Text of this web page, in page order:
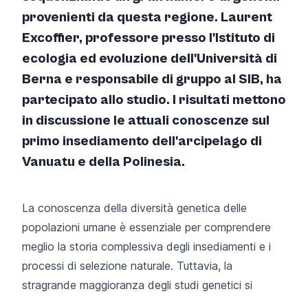
provenienti da questa regione. Laurent
Excoffier, professore presso l'Istituto di
ecologia ed evoluzione dell'Università di
Berna e responsabile di gruppo al SIB, ha
partecipato allo studio. I risultati mettono
in discussione le attuali conoscenze sul
primo insediamento dell'arcipelago di
Vanuatu e della Polinesia.
La conoscenza della diversità genetica delle
popolazioni umane è essenziale per comprendere
meglio la storia complessiva degli insediamenti e i
processi di selezione naturale. Tuttavia, la
stragrande maggioranza degli studi genetici si